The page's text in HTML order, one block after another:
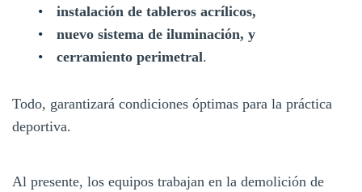
instalación de tableros acrílicos,
nuevo sistema de iluminación, y
cerramiento perimetral.
Todo, garantizará condiciones óptimas para la práctica
deportiva.
Al presente, los equipos trabajan en la demolición de